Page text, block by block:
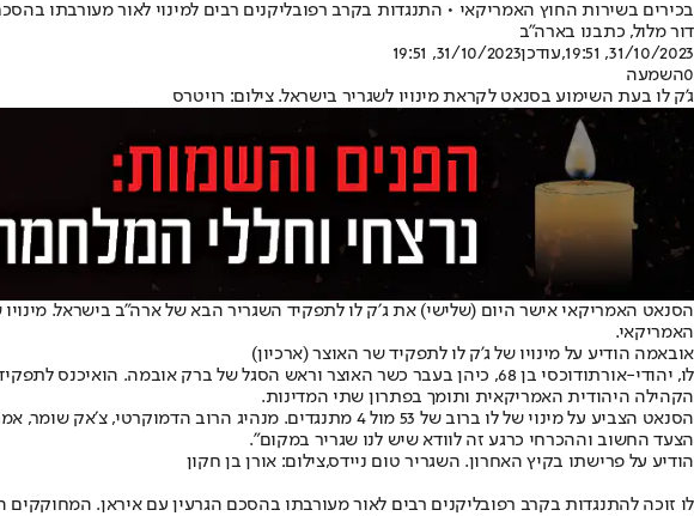
בכירים בשירות החוץ האמריקאי • התנגדות בקרב רפובליקנים רבים למינוי לאור מעורבתו
דור מלול, כתבנו בארה"ב
31/10/2023, 19:51
,עודכן31/10/2023, 19:51
0השמעה
ג'ק לו בעת השימוע בסנאט לקראת מינויו לשגריר בישראל. צילום: רויטרס
הסנאט האמריקאי אישר היום (שלישי) את ג׳ק לו לתפקיד השגריר הבא של ארה״ב בישראל.
האמריקאי.
אובאמה הודיע על מינויו של ג'ק לו לתפקיד שר האוצר (ארכיון)
לו, יהודי-אורתודוכסי בן 68, כיהן בעבר כשר האוצר וראש הסגל של ברק אובמה. הוא
יכנס
הקהילה היהודית האמריקאית ותומך בפתרון שתי המדינות.
הסנאט הצביע על מינוי של לו ברוב של 53 מול 4 מתנגדים.
הצעד החשוב וההכרחי כרגע זה לוודא שיש לנו שגריר במקום״.
הודיע על פרישתו בקיץ האחרון. השגריר טום ניידס,צילום: אורן בן חקון
לו זוכה להתנגדות בקרב רפובליקנים רבים לאור מעורבתו בהסכם הגרעין עם איראן.